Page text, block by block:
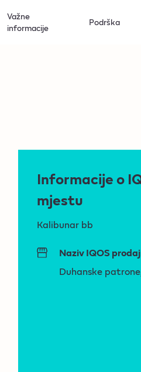
Važne
informacije
Podrška
Informacije o
mjestu
Kalibunar bb
Naziv IQOS
Duhanske